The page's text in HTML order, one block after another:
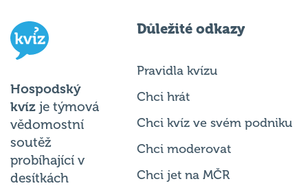
Hospodský
kvíz je týmová
vědomostní
soutěž
probíhající v
desítkách
Důležité odkazy
Pravidla kvízu
Chci hrát
Chci kvíz ve svém podniku
Chci moderovat
Chci jet na MČR